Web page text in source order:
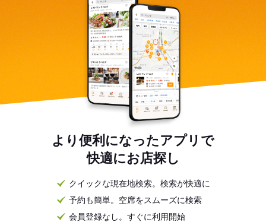
より便利になったアプリで
快適にお店探し
クイックな現在地検索。検索が快適に
予約も簡単。空席をスムーズに検索
会員登録なし。すぐに利用開始